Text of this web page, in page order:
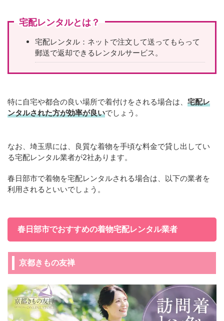
宅配レンタルとは？
宅配レンタル：ネットで注文して送ってもらって
郵送で返却できるレンタルサービス。
特に自宅や都合の良い場所で着付けをされる場合は、 宅配レ
ンタルされた方が効率が良いでしょう。
なお、埼玉県には、良質な着物を手頃な料金で貸し出してい
る宅配レンタル業者が2社あります。
春日部市で着物を宅配レンタルされる場合は、以下の業者を
利用されるといいでしょう。
春日部市でおすすめの着物宅配レンタル業者
京都きもの友禅